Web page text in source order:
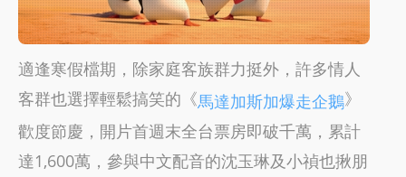
適逢寒假檔期，除家庭客族群力挺外，許多情人
客群也選擇輕鬆搞笑的《馬達加斯加爆走企鵝》
歡度節慶，開片首週末全台票房即破千萬，累計
達1,600萬，參與中文配音的沈玉琳及小禎也揪朋